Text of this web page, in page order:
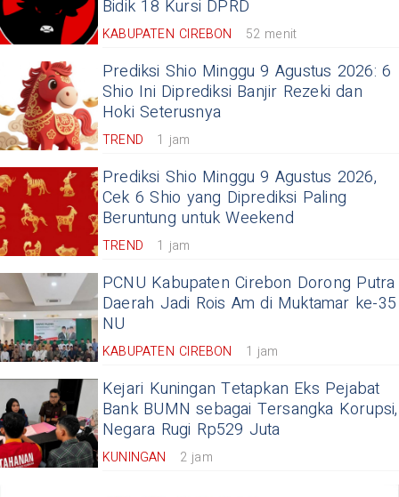
Bidik 18 Kursi DPRD
KABUPATEN CIREBON 52 menit
Prediksi Shio Minggu 9 Agustus 2026: 6
Shio Ini Diprediksi Banjir Rezeki dan
Hoki Seterusnya
TREND 1 jam
Prediksi Shio Minggu 9 Agustus 2026,
Cek 6 Shio yang Diprediksi Paling
Beruntung untuk Weekend
TREND 1 jam
PCNU Kabupaten Cirebon Dorong Putra
Daerah Jadi Rois Am di Muktamar ke-35
NU
KABUPATEN CIREBON 1 jam
Kejari Kuningan Tetapkan Eks Pejabat
Bank BUMN sebagai Tersangka Korupsi,
Negara Rugi Rp529 Juta
KUNINGAN 2 jam